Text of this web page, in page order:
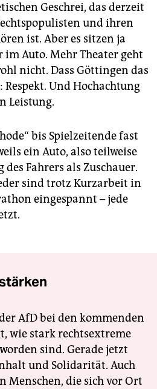
Geschrei, das derzeit
und ihren
ist. Aber es sitzen ja
im Auto. Mehr Theater geht
nicht. Dass Göttingen das
Und Hochachtung
Leistung.
bis Spielzeitende fast
ein Auto, also teilweise
Fahrers als Zuschauer.
sind trotz Kurzarbeit in
eingespannt – jede
AfD bei den kommenden
wie stark rechtsextreme
sind. Gerade jetzt
und Solidarität. Auch
Menschen, die sich vor Ort